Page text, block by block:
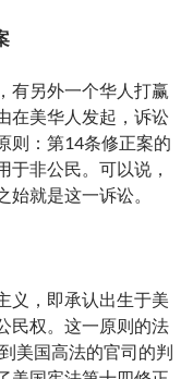
有另外一个华人打赢
在美华人发起，诉讼
则：第14条修正案的
于非公民。可以说，
就是这一诉讼。
义，即承认出生于美
民权。这一原则的法
美国高法的官司的判